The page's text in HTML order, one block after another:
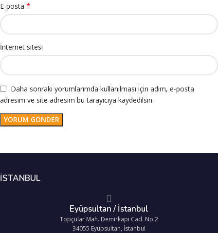
E-posta *
İnternet sitesi
Daha sonraki yorumlarımda kullanılması için adım, e-posta
adresim ve site adresim bu tarayıcıya kaydedilsin.
İSTANBUL
Eyüpsultan / İstanbul
Topçular Mah. Demirkapı Cad. No:2
34055 Eyüpsultan, İstanbul